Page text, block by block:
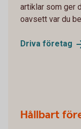
artiklar som ger
oavsett var du
Driva företag
Hållbart